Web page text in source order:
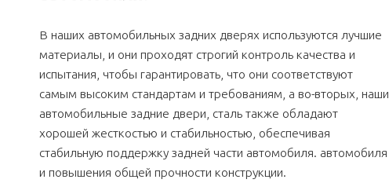
В наших автомобильных задних дверях используются лучшие
материалы, и они проходят строгий контроль качества и
испытания, чтобы гарантировать, что они соответствуют
самым высоким стандартам и требованиям, а во-вторых, наши
автомобильные задние двери, сталь также обладают
хорошей жесткостью и стабильностью, обеспечивая
стабильную поддержку задней части автомобиля. автомобиля
и повышения общей прочности конструкции.